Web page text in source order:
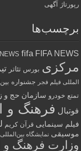
رپورتاژ آگهی
برچسب‌ها
fifa FIFA NEWS
مرکزی بورس تئاتر
المللی فیلم فجر جشنواره
تمتع خودرو سازمان حج و
فوتبال فرهنگ و
فیلم سینمایی قرآن کریم
موسیقی نمایشگاه
وزارت فرهنگ و